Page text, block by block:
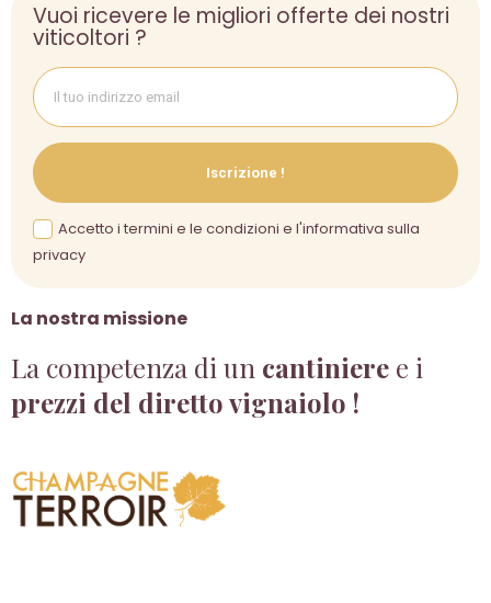
La nostra missione
La competenza di un cantiniere e i
prezzi del diretto vignaiolo !
Vuoi ricevere le migliori offerte dei nostri
viticoltori ?
Iscrizione !
Accetto i termini e le condizioni e l'informativa sulla
privacy